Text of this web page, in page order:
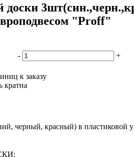
доски
"Proff"
- +
к заказу
кратна
черный, красный) в пластиковой